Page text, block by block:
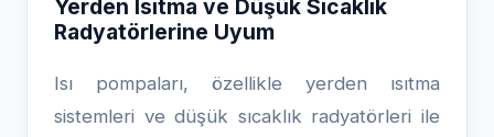
Yerden Isıtma ve Düşük Sıcaklık
Radyatörlerine Uyum
Isı pompaları, özellikle yerden ısıtma
sistemleri ve düşük sıcaklık radyatörleri ile